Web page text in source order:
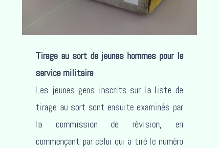
Tirage au sort de jeunes hommes pour le
service militaire
Les jeunes gens inscrits sur la liste de
tirage au sort sont ensuite examinés par
la commission de révision, en
commençant par celui qui a tiré le numéro